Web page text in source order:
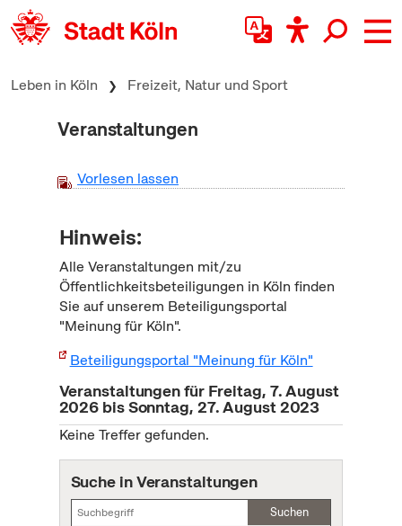
zum Inhalt springen
Leben in Köln Freizeit, Natur und Sport
Veranstaltungen
Vorlesen lassen
Hinweis:
Alle Veranstaltungen mit/zu
Öffentlichkeitsbeteiligungen in Köln finden
Sie auf unserem Beteiligungsportal
"Meinung für Köln".
Beteiligungsportal "Meinung für Köln"
Veranstaltungen für Freitag, 7. August
2026 bis Sonntag, 27. August 2023
Keine Treffer gefunden.
Suche in Veranstaltungen
Suchen